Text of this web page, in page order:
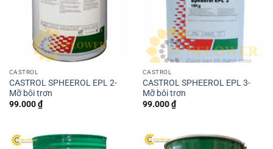
CASTROL
CASTROL SPHEEROL EPL 2-
Mỡ bôi trơn
99.000₫
CASTROL
CASTROL SPHEEROL EPL 3-
Mỡ bôi trơn
99.000₫